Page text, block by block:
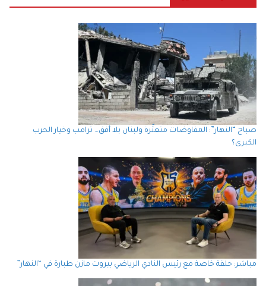
صباح “النهار”: المفاوضات متعثّرة ولبنان بلا أفق… ترامب وخيار الحرب
الكبرى؟
مباشر: حلقة خاصة مع رئيس النادي الرياضي بيروت مازن طبارة في “النهار”